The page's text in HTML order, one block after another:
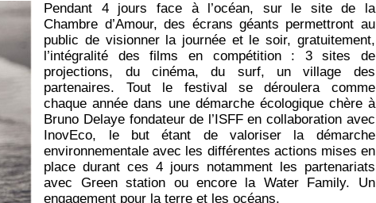
Pendant 4 jours face à l’océan, sur le site de la
Chambre d’Amour, des écrans géants permettront au
public de visionner la journée et le soir, gratuitement,
l’intégralité des films en compétition : 3 sites de
projections, du cinéma, du surf, un village des
partenaires. Tout le festival se déroulera comme
chaque année dans une démarche écologique chère à
Bruno Delaye fondateur de l’ISFF en collaboration avec
InovEco, le but étant de valoriser la démarche
environnementale avec les différentes actions mises en
place durant ces 4 jours notamment les partenariats
avec Green station ou encore la Water Family. Un
engagement pour la terre et les océans.